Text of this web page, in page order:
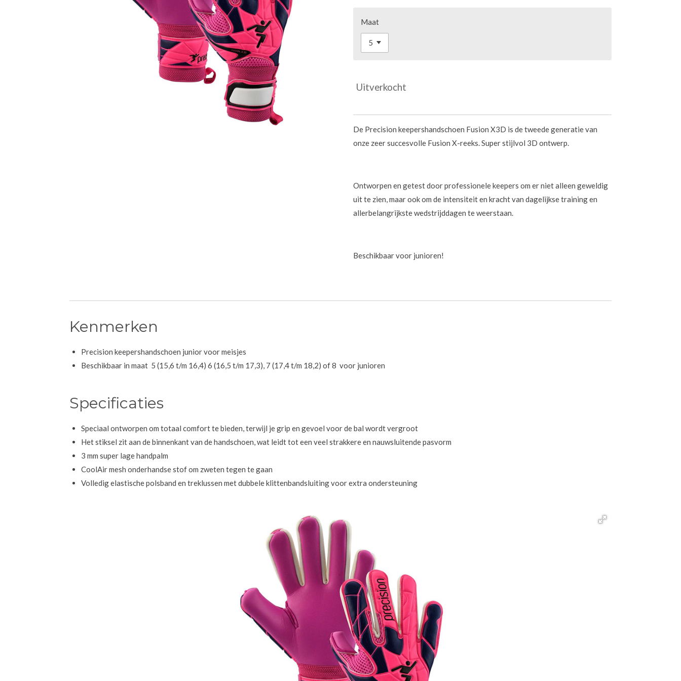
Maat
Uitverkocht
De Precision keepershandschoen Fusion X3D is de tweede generatie van
onze zeer succesvolle Fusion X-reeks. Super stijlvol 3D ontwerp.
Ontworpen en getest door professionele keepers om er niet alleen geweldig
uit te zien, maar ook om de intensiteit en kracht van dagelijkse training en
allerbelangrijkste wedstrijddagen te weerstaan.
Beschikbaar voor junioren!
Kenmerken
Precision keepershandschoen junior voor meisjes
Beschikbaar in maat 5 (15,6 t/m 16,4) 6 (16,5 t/m 17,3), 7 (17,4 t/m 18,2) of 8 voor junioren
Specificaties
Speciaal ontworpen om totaal comfort te bieden, terwijl je grip en gevoel voor de bal wordt vergroot
Het stiksel zit aan de binnenkant van de handschoen, wat leidt tot een veel strakkere en nauwsluitende pasvorm
3 mm super lage handpalm
CoolAir mesh onderhandse stof om zweten tegen te gaan
Volledig elastische polsband en treklussen met dubbele klittenbandsluiting voor extra ondersteuning